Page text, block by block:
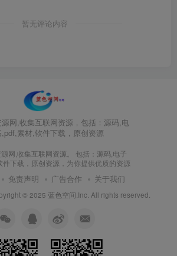
暂无评论内容
网,收集互联网资源，包括：源码,电
素材,软件下载，原创资源
网,收集互联网资源。 包括：源码,电子
件下载，原创资源，为你提供优质的资源
免责声明 广告合作 关于我们
© 2025 蓝色空间.Inc. All rights reserved.